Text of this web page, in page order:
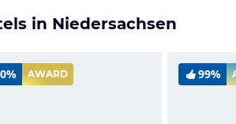
in Niedersachsen
AWARD 99%